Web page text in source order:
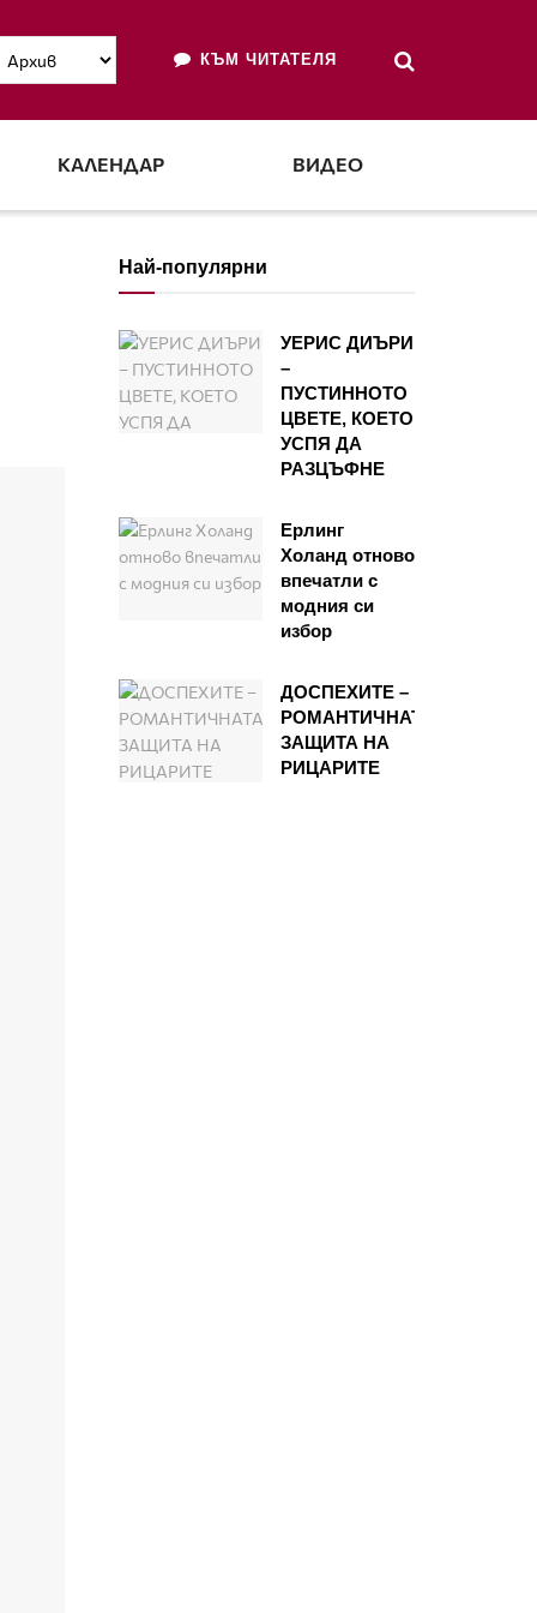
КЪМ ЧИТАТЕЛЯ
КАЛЕНДАР ВИДЕО
Най-популярни
УЕРИС ДИЪРИ
–
ПУСТИННОТО
ЦВЕТЕ, КОЕТО
УСПЯ ДА
РАЗЦЪФНЕ
Ерлинг
Холанд отново
впечатли с
модния си
избор
ДОСПЕХИТЕ –
РОМАНТИЧНАТА
ЗАЩИТА НА
РИЦАРИТЕ